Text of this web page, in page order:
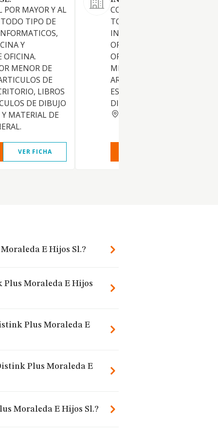
POR MAYOR Y AL
TIPO DE
Y
OFICINA.
MENOR DE
DE
LIBROS
DE DIBUJO
MATERIAL DE
VER FICHA
COMERCIO AL POR MENOR
TODO TIPO DE;
INFORMATICOS, EQUIPOS DE
OFICINA Y MAQUINARIA DE
OFICINA. COMERCIO AL POR
MENOR DE TODO TIPO DE
ARTICULOS DE PAPELERIA Y
ESCRITORIO, ARTICULOS DE
DIBUJO Y BELLAS ARTES Y
E Hijos Sl.?
Moraleda E Hijos
Plus Moraleda E
Plus Moraleda E
Moraleda E Hijos Sl.?